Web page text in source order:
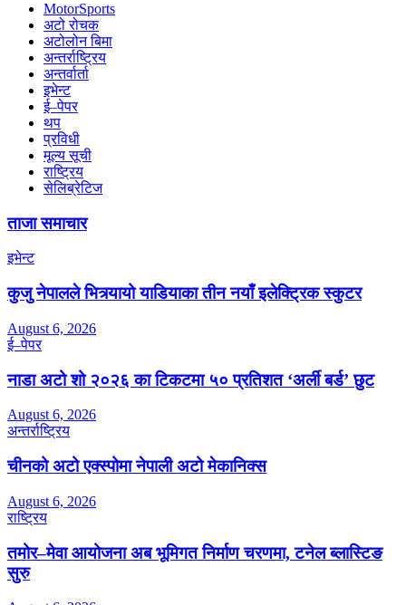
MotorSports
अटो रोचक
अटोलोन बिमा
अन्तर्राष्ट्रिय
अन्तर्वार्ता
इभेन्ट
ई–पेपर
थप
प्रविधी
मूल्य सूची
राष्ट्रिय
सेलिब्रेटिज
ताजा समाचार
इभेन्ट
कुजु नेपालले भित्र्यायो याडियाका तीन नयाँ इलेक्ट्रिक स्कुटर
August 6, 2026
ई–पेपर
नाडा अटो शो २०२६ का टिकटमा ५० प्रतिशत ‘अर्ली बर्ड’ छुट
August 6, 2026
अन्तर्राष्ट्रिय
चीनको अटो एक्स्पोमा नेपाली अटो मेकानिक्स
August 6, 2026
राष्ट्रिय
तमोर–मेवा आयोजना अब भूमिगत निर्माण चरणमा, टनेल ब्लास्टिङ
सुरु